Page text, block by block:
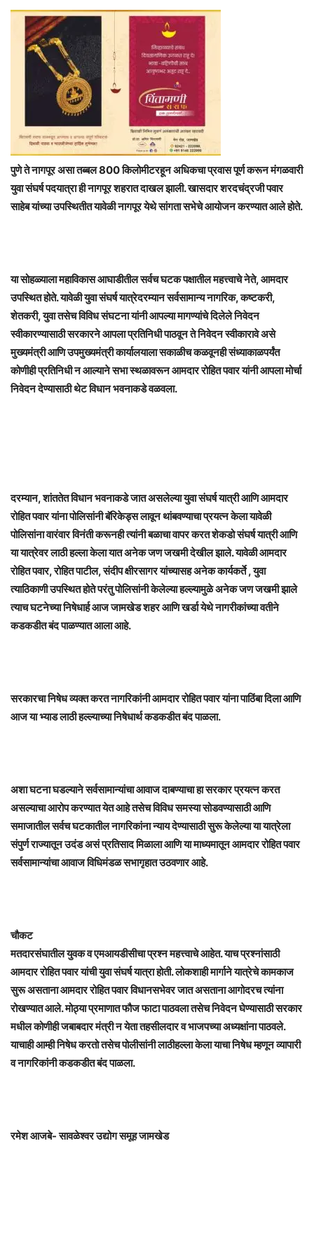
पुणे ते नागपूर असा तब्बल 800 किलोमीटरहून अधिकचा प्रवास पूर्ण करून मंगळवारी
युवा संघर्ष पदयात्रा ही नागपूर शहरात दाखल झाली. खासदार शरदचंद्रजी पवार
साहेब यांच्या उपस्थितीत यावेळी नागपूर येथे सांगता सभेचे आयोजन करण्यात आले होते.
या सोहळ्याला महाविकास आघाडीतील सर्वच घटक पक्षातील महत्त्वाचे नेते, आमदार
उपस्थित होते. यावेळी युवा संघर्ष यात्रेदरम्यान सर्वसामान्य नागरिक, कष्टकरी,
शेतकरी, युवा तसेच विविध संघटना यांनी आपल्या मागण्यांचे दिलेले निवेदन
स्वीकारण्यासाठी सरकारने आपला प्रतिनिधी पाठवून ते निवेदन स्वीकारावे असे
मुख्यमंत्री आणि उपमुख्यमंत्री कार्यालयाला सकाळीच कळवूनही संध्याकाळपर्यंत
कोणीही प्रतिनिधी न आल्याने सभा स्थळावरून आमदार रोहित पवार यांनी आपला मोर्चा
निवेदन देण्यासाठी थेट विधान भवनाकडे वळवला.
दरम्यान, शांततेत विधान भवनाकडे जात असलेल्या युवा संघर्ष यात्री आणि आमदार
रोहित पवार यांना पोलिसांनी बॅरिकेड्स लावून थांबवण्याचा प्रयत्न केला यावेळी
पोलिसांना वारंवार विनंती करूनही त्यांनी बळाचा वापर करत शेकडो संघर्ष यात्री आणि
या यात्रेवर लाठी हल्ला केला यात अनेक जण जखमी देखील झाले. यावेळी आमदार
रोहित पवार, रोहित पाटील, संदीप क्षीरसागर यांच्यासह अनेक कार्यकर्ते , युवा
त्याठिकाणी उपस्थित होते परंतु पोलिसांनी केलेल्या हल्ल्यामुळे अनेक जण जखमी झाले
त्याच घटनेच्या निषेधार्ह आज जामखेड शहर आणि खर्डा येथे नागरीकांच्या वतीने
कडकडीत बंद पाळण्यात आला आहे.
सरकारचा निषेध व्यक्त करत नागरिकांनी आमदार रोहित पवार यांना पाठिंबा दिला आणि
आज या भ्याड लाठी हल्ल्याच्या निषेधार्थ कडकडीत बंद पाळला.
अशा घटना घडल्याने सर्वसामान्यांचा आवाज दाबण्याचा हा सरकार प्रयत्न करत
असल्याचा आरोप करण्यात येत आहे तसेच विविध समस्या सोडवण्यासाठी आणि
समाजातील सर्वच घटकातील नागरिकांना न्याय देण्यासाठी सुरू केलेल्या या यात्रेला
संपुर्ण राज्यातून उदंड असं प्रतिसाद मिळाला आणि या माध्यमातून आमदार रोहित पवार
सर्वसामान्यांचा आवाज विधिमंडळ सभागृहात उठवणार आहे.
चौकट
मतदारसंघातील युवक व एमआयडीसीचा प्रश्न महत्त्वाचे आहेत. याच प्रश्नांसाठी
आमदार रोहित पवार यांची युवा संघर्ष यात्रा होती. लोकशाही मार्गाने यात्रेचे कामकाज
सुरू असताना आमदार रोहित पवार विधानसभेवर जात असताना आगोदरच त्यांना
रोखण्यात आले. मोठ्या प्रमाणात फौज फाटा पाठवला तसेच निवेदन घेण्यासाठी सरकार
मधील कोणीही जबाबदार मंत्री न येता तहसीलदार व भाजपच्या अध्यक्षांना पाठवले.
याचाही आम्ही निषेध करतो तसेच पोलीसांनी लाठीहल्ला केला याचा निषेध म्हणून व्यापारी
व नागरिकांनी कडकडीत बंद पाळला.
रमेश आजबे- सावळेश्वर उद्योग समूह जामखेड